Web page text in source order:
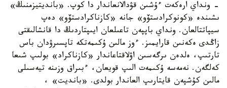
- ونداي ارەكەت ءۇشىن قۋدالانعاندار دا كوپ. «بانديتيزمنىڭ»
ىشىندە «كونوكرادستۆو» جانە «كازناكرادستۆو» دەپ
سيپاتتالعان. ونداي باپپەن تاعىلعان ايىپتاردىڭ دا قانشالىقتى
زاڭدى ەكەنىن قارايمىز. ءوز مالىن ۇكىمەتكە تاپسىرۋدان باس
تارتىپ، ەلدەن ىرگەسىن اۋلاقتاعاندار «كازناكراد» بولىپ شىعا
كەلگەن. نەمەسە ۇكىمەت الىپ قويعان، ءبىراق وزىنە تيەسىلى
مالىن كۇشپەن قايتارىپ العاندار بولدى. «بانديت» ،